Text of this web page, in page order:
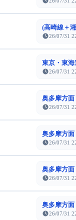
(高崎線＋
26/07/31
東京・東
26/07/31
奥多摩方面
26/07/31
奥多摩方面
26/07/31
奥多摩方面
26/07/31
奥多摩方面
26/07/31